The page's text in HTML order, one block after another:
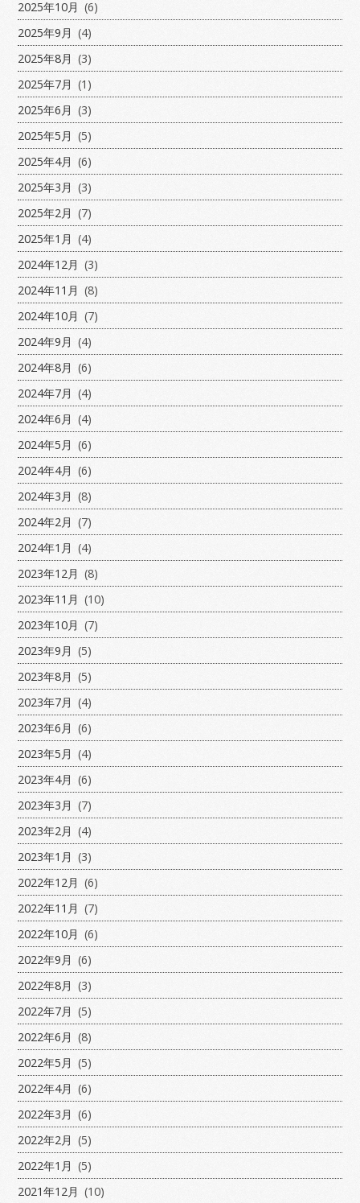
2025年10月 (6)
2025年9月 (4)
2025年8月 (3)
2025年7月 (1)
2025年6月 (3)
2025年5月 (5)
2025年4月 (6)
2025年3月 (3)
2025年2月 (7)
2025年1月 (4)
2024年12月 (3)
2024年11月 (8)
2024年10月 (7)
2024年9月 (4)
2024年8月 (6)
2024年7月 (4)
2024年6月 (4)
2024年5月 (6)
2024年4月 (6)
2024年3月 (8)
2024年2月 (7)
2024年1月 (4)
2023年12月 (8)
2023年11月 (10)
2023年10月 (7)
2023年9月 (5)
2023年8月 (5)
2023年7月 (4)
2023年6月 (6)
2023年5月 (4)
2023年4月 (6)
2023年3月 (7)
2023年2月 (4)
2023年1月 (3)
2022年12月 (6)
2022年11月 (7)
2022年10月 (6)
2022年9月 (6)
2022年8月 (3)
2022年7月 (5)
2022年6月 (8)
2022年5月 (5)
2022年4月 (6)
2022年3月 (6)
2022年2月 (5)
2022年1月 (5)
2021年12月 (10)